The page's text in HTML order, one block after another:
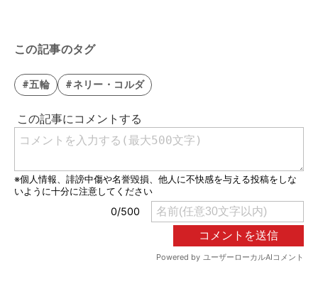
この記事のタグ
#五輪 #ネリー・コルダ